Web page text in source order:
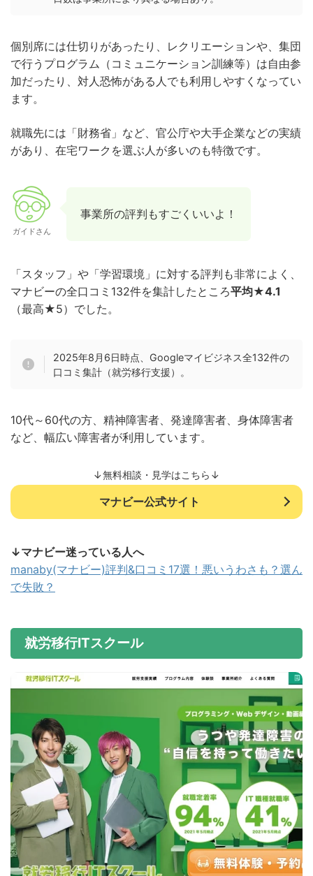
個別席には仕切りがあったり、レクリエーションや、集団
で行うプログラム（コミュニケーション訓練等）は自由参
加だったり、対人恐怖がある人でも利用しやすくなってい
ます。
就職先には「財務省」など、官公庁や大手企業などの実績
があり、在宅ワークを選ぶ人が多いのも特徴です。
ガイドさん
事業所の評判もすごくいいよ！
「スタッフ」や「学習環境」に対する評判も非常によく、
マナビーの全口コミ132件を集計したところ平均★4.1
（最高★5）でした。
2025年8月6日時点、Googleマイビジネス全132件の
口コミ集計（就労移行支援）。
10代～60代の方、精神障害者、発達障害者、身体障害者
など、幅広い障害者が利用しています。
↓無料相談・見学はこちら↓
マナビー公式サイト
↓マナビー迷っている人へ
manaby(マナビー)評判&口コミ17選！悪いうわさも？選ん
で失敗？
就労移行ITスクール